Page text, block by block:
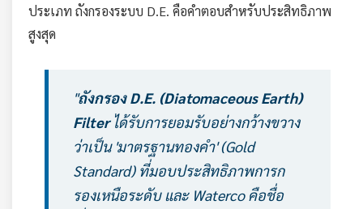
ประเภท ถังกรองระบบ D.E. คือคำตอบสำหรับประสิทธิภาพ
สูงสุด
"ถังกรอง D.E. (Diatomaceous Earth)
Filterได้รับการยอมรับอย่างกว้างขวาง
ว่าเป็น 'มาตรฐานทองคำ' (Gold
Standard) ที่มอบประสิทธิภาพการก
รองเหนือระดับ และ Waterco คือชื่อ